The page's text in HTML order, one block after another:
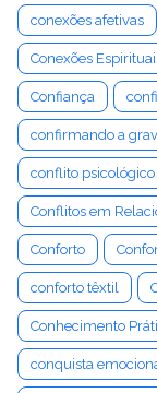
conexões afetivas
Conexões
Confiança
confirmando a
conflito psicológico
Conflitos em
Conforto
conforto têxtil
Conhecimento
conquista